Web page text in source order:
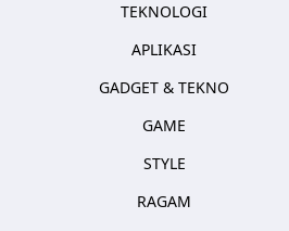
TEKNOLOGI
APLIKASI
GADGET & TEKNO
GAME
STYLE
RAGAM